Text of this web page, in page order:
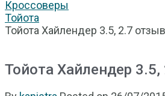
Кроссоверы
Тойота
Тойота Хайлендер 3.5, 2.7
Тойота Хайлендер